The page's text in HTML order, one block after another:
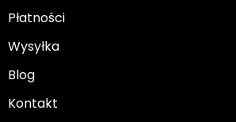
Płatności
Wysyłka
Blog
Kontakt